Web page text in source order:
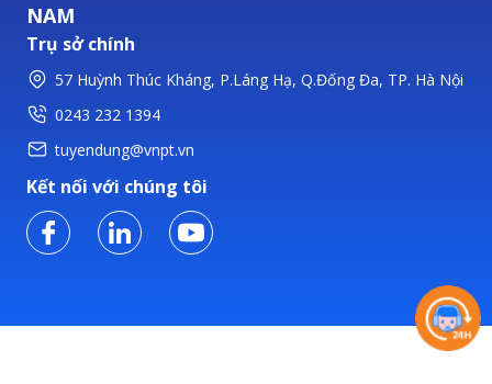
NAM
Trụ sở chính
57 Huỳnh Thúc Kháng, P.Láng Hạ, Q.Đống Đa, TP. Hà Nội
0243 232 1394
tuyendung@vnpt.vn
Kết nối với chúng tôi